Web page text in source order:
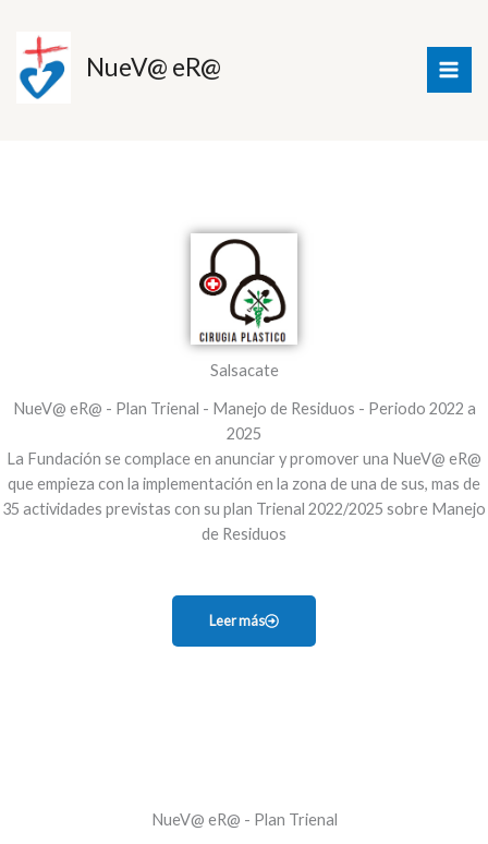
contenido
NueV@ eR@
Salsacate
NueV@ eR@ - Plan Trienal - Manejo de Residuos - Periodo 2022 a
2025
La Fundación se complace en anunciar y promover una NueV@ eR@
que empieza con la implementación en la zona de una de sus, mas de
35 actividades previstas con su plan Trienal 2022/2025 sobre Manejo
de Residuos
Leer más
NueV@ eR@ - Plan Trienal